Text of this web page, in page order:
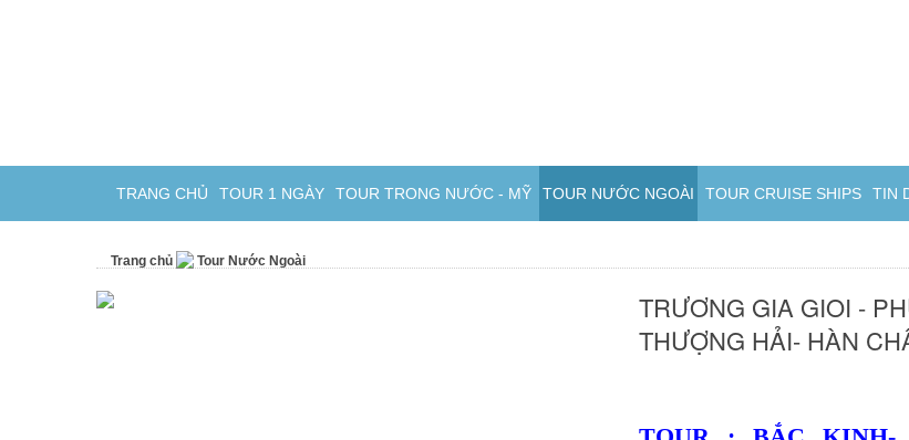
TRANG CHỦ TOUR 1 NGÀY TOUR TRONG NƯỚC - MỸ TOUR NƯỚC NGOÀI TOUR CRUISE SHIPS TIN
Trang chủ Tour Nước Ngoài
TRƯƠNG GIA GIOI -
THƯỢNG HẢI- HÀN